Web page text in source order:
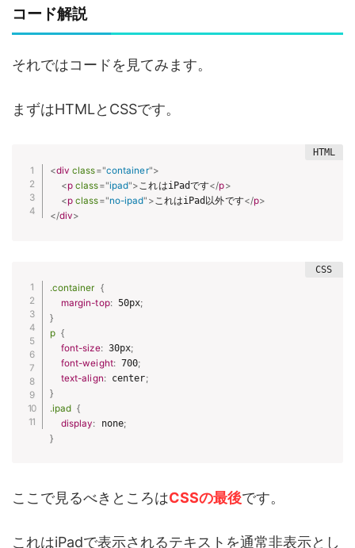
コード解説
それではコードを見てみます。
まずはHTMLとCSSです。
<div class="container">
<p class="ipad">これはiPadです</p>
<p class="no-ipad" >これはiPad以外です</p>
</div>
.container {
margin-top: 50px;
}
p {
font-size: 30px;
font-weight: 700;
text-align: center;
}
.ipad {
display: none;
}
ここで見るべきところはCSSの最後です。
これはiPadで表示されるテキストを通常非表示とし